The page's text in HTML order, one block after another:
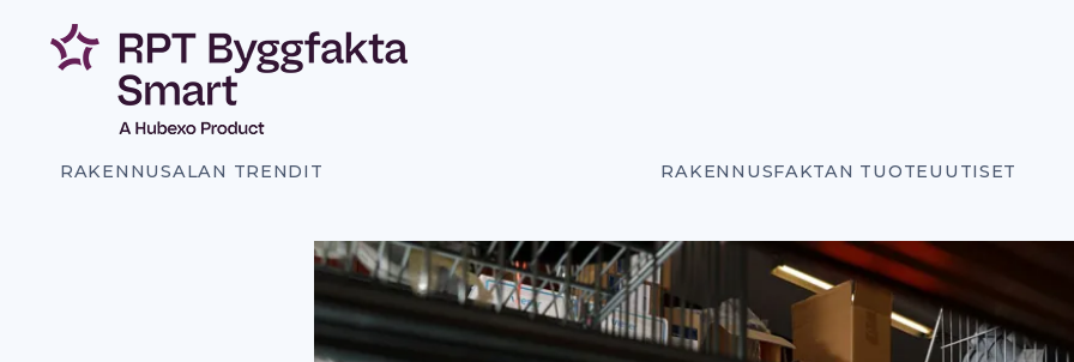
sisältöön
RAKENNUSALAN TRENDIT RAKENNUSFAKTAN TUOTEUUTISET